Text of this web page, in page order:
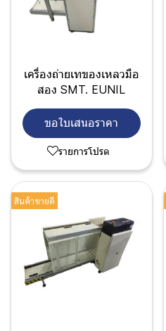
เครื่องถ่ายเทของเหลวมือ
สอง SMT. EUNIL
ขอใบเสนอราคา
รายการโปรด
สินค้าขายดี